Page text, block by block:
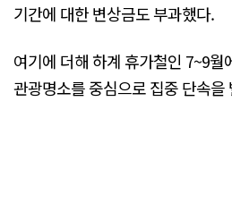
기간에 대한 변상금도 부과했다.
여기에 더해 하계 휴가철인 7~9
관광명소를 중심으로 집중 단속을